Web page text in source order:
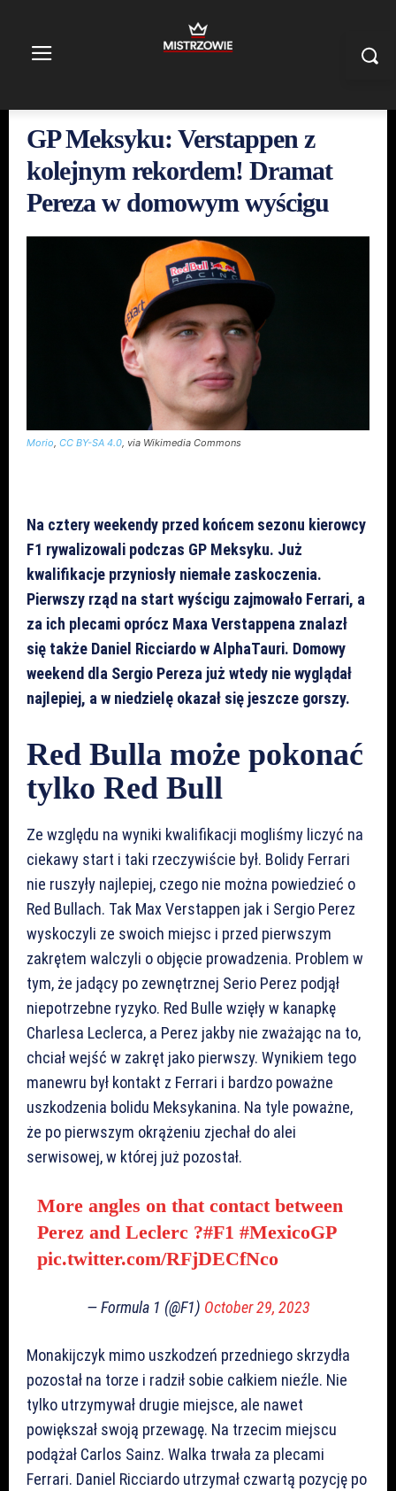
GP Meksyku: Verstappen z
kolejnym rekordem! Dramat
Pereza w domowym wyścigu
Morio CC BY-SA 4.0 , via Wikimedia Commons
Na cztery weekendy przed końcem sezonu kierowcy
F1 rywalizowali podczas GP Meksyku. Już
kwalifikacje przyniosły niemałe zaskoczenia.
Pierwszy rząd na start wyścigu zajmowało Ferrari, a
za ich plecami oprócz Maxa Verstappena znalazł
się także Daniel Ricciardo w AlphaTauri. Domowy
weekend dla Sergio Pereza już wtedy nie wyglądał
najlepiej, a w niedzielę okazał się jeszcze gorszy.
Red Bulla może pokonać
tylko Red Bull
Ze względu na wyniki kwalifikacji mogliśmy liczyć na
ciekawy start i taki rzeczywiście był. Bolidy Ferrari
nie ruszyły najlepiej, czego nie można powiedzieć o
Red Bullach. Tak Max Verstappen jak i Sergio Perez
wyskoczyli ze swoich miejsc i przed pierwszym
zakrętem walczyli o objęcie prowadzenia. Problem w
tym, że jadący po zewnętrznej Serio Perez podjął
niepotrzebne ryzyko. Red Bulle wzięły w kanapkę
Charlesa Leclerca, a Perez jakby nie zważając na to,
chciał wejść w zakręt jako pierwszy. Wynikiem tego
manewru był kontakt z Ferrari i bardzo poważne
uszkodzenia bolidu Meksykanina. Na tyle poważne,
że po pierwszym okrążeniu zjechał do alei
serwisowej, w której już pozostał.
More angles on that contact between
Perez and Leclerc ?#F1 #MexicoGP
pic.twitter.com/RFjDECfNco
— Formula 1 (@F1) October 29, 2023
Monakijczyk mimo uszkodzeń przedniego skrzydła
pozostał na torze i radził sobie całkiem nieźle. Nie
tylko utrzymywał drugie miejsce, ale nawet
powiększał swoją przewagę. Na trzecim miejscu
podążał Carlos Sainz. Walka trwała za plecami
Ferrari. Daniel Ricciardo utrzymał czwartą pozycję po